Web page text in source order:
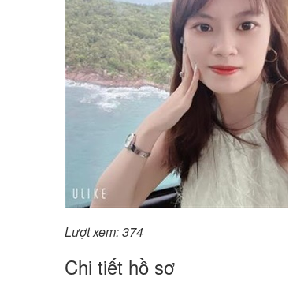
Lượt xem: 374
Chi tiết hồ sơ